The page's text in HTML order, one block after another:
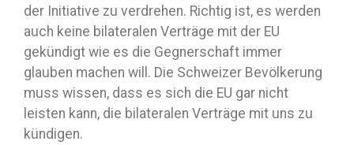
der Initiative zu verdrehen. Richtig ist, es werden
auch keine bilateralen Verträge mit der EU
gekündigt wie es die Gegnerschaft immer
glauben machen will. Die Schweizer Bevölkerung
muss wissen, dass es sich die EU gar nicht
leisten kann, die bilateralen Verträge mit uns zu
kündigen.